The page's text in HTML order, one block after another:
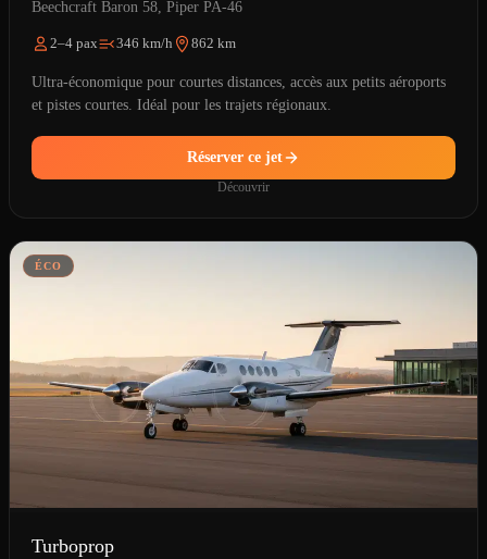
Beechcraft Baron 58, Piper PA-46
2–4 pax 346 km/h 862 km
Ultra-économique pour courtes distances, accès aux petits aéroports
et pistes courtes. Idéal pour les trajets régionaux.
Réserver ce jet
Découvrir
ÉCO
Turboprop